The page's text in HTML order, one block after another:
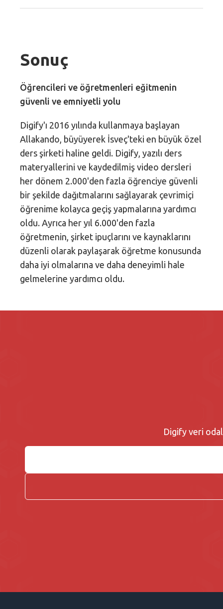
Sonuç
Öğrencileri ve öğretmenleri eğitmenin
güvenli ve emniyetli yolu
Digify'ı 2016 yılında kullanmaya başlayan
Allakando, büyüyerek İsveç'teki en büyük özel
ders şirketi haline geldi. Digify, yazılı ders
materyallerini ve kaydedilmiş video dersleri
her dönem 2.000'den fazla öğrenciye güvenli
bir şekilde dağıtmalarını sağlayarak çevrimiçi
öğrenime kolayca geçiş yapmalarına yardımcı
oldu. Ayrıca her yıl 6.000'den fazla
öğretmenin, şirket ipuçlarını ve kaynaklarını
düzenli olarak paylaşarak öğretme konusunda
daha iyi olmalarına ve daha deneyimli hale
gelmelerine yardımcı oldu.
Digify veri